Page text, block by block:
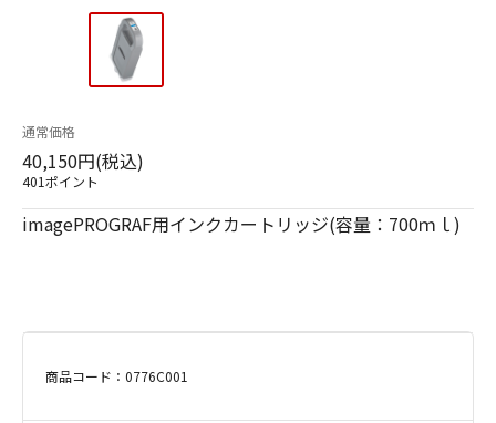
通常価格
40,150円(税込)
401ポイント
imagePROGRAF用インクカートリッジ(容量：700ｍｌ)
商品コード：0776C001